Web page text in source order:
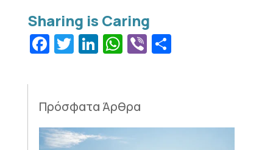
Facebook
Twitter
LinkedIn
WhatsApp
Viber
Πρόσφατα Άρθρα